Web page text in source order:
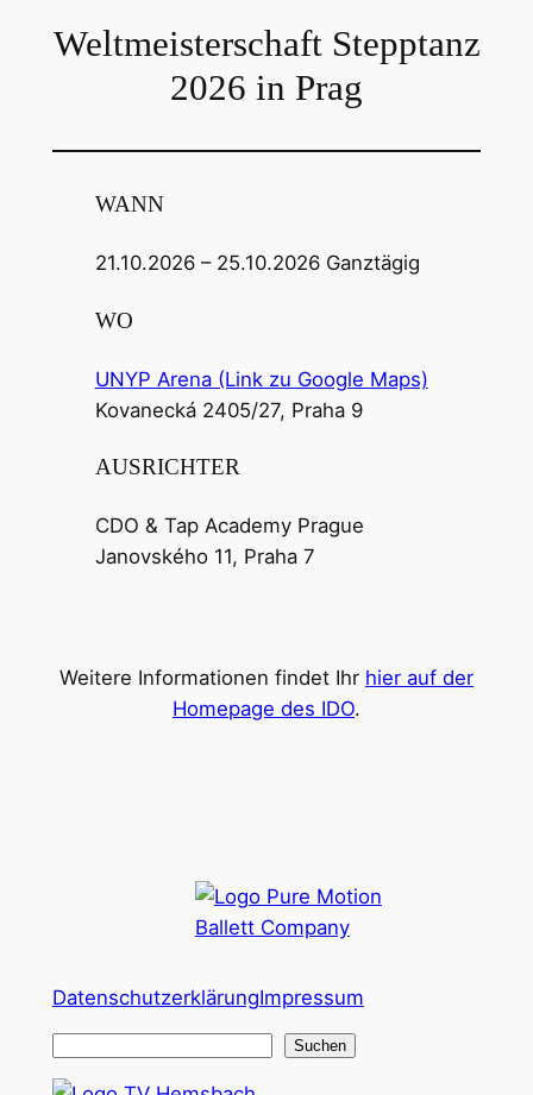
Weltmeisterschaft Stepptanz
2026 in Prag
WANN
21.10.2026 – 25.10.2026 Ganztägig
WO
UNYP Arena (Link zu Google Maps)
Kovanecká 2405/27, Praha 9
AUSRICHTER
CDO & Tap Academy Prague
Janovského 11, Praha 7
Weitere Informationen findet Ihr hier auf der
Homepage des IDO.
DatenschutzerklärungImpressum
u
Suchen